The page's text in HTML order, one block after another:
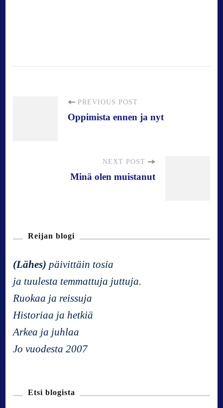
v
i
g
t
PREVIOUS POST
Oppimista ennen ja nyt
NEXT POST
Minä olen muistanut
Reijan blogi
(Lähes) päivittäin tosia
ja tuulesta temmattuja juttuja.
Ruokaa ja reissuja
Historiaa ja hetkiä
Arkea ja juhlaa
Jo vuodesta 2007
Etsi blogista